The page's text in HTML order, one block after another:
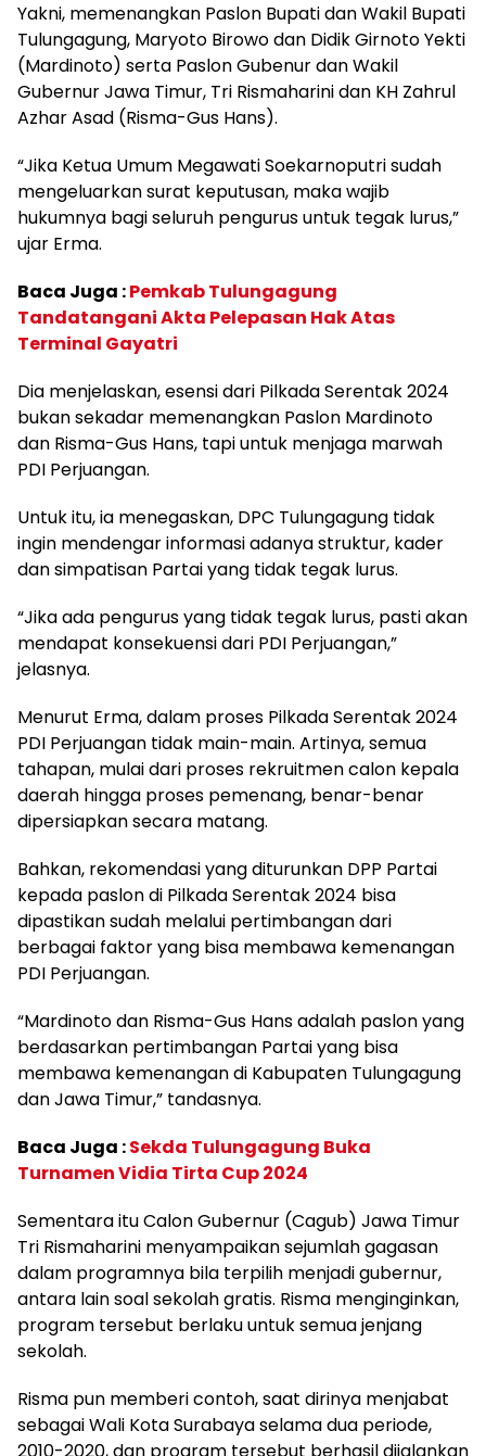
Yakni, memenangkan Paslon Bupati dan Wakil Bupati
Tulungagung, Maryoto Birowo dan Didik Girnoto Yekti
(Mardinoto) serta Paslon Gubenur dan Wakil
Gubernur Jawa Timur, Tri Rismaharini dan KH Zahrul
Azhar Asad (Risma-Gus Hans).
“Jika Ketua Umum Megawati Soekarnoputri sudah
mengeluarkan surat keputusan, maka wajib
hukumnya bagi seluruh pengurus untuk tegak lurus,”
ujar Erma.
Baca Juga :Pemkab Tulungagung
Tandatangani Akta Pelepasan Hak Atas
Terminal Gayatri
Dia menjelaskan, esensi dari Pilkada Serentak 2024
bukan sekadar memenangkan Paslon Mardinoto
dan Risma-Gus Hans, tapi untuk menjaga marwah
PDI Perjuangan.
Untuk itu, ia menegaskan, DPC Tulungagung tidak
ingin mendengar informasi adanya struktur, kader
dan simpatisan Partai yang tidak tegak lurus.
“Jika ada pengurus yang tidak tegak lurus, pasti akan
mendapat konsekuensi dari PDI Perjuangan,”
jelasnya.
Menurut Erma, dalam proses Pilkada Serentak 2024
PDI Perjuangan tidak main-main. Artinya, semua
tahapan, mulai dari proses rekruitmen calon kepala
daerah hingga proses pemenang, benar-benar
dipersiapkan secara matang.
Bahkan, rekomendasi yang diturunkan DPP Partai
kepada paslon di Pilkada Serentak 2024 bisa
dipastikan sudah melalui pertimbangan dari
berbagai faktor yang bisa membawa kemenangan
PDI Perjuangan.
“Mardinoto dan Risma-Gus Hans adalah paslon yang
berdasarkan pertimbangan Partai yang bisa
membawa kemenangan di Kabupaten Tulungagung
dan Jawa Timur,” tandasnya.
Baca Juga :Sekda Tulungagung Buka
Turnamen Vidia Tirta Cup 2024
Sementara itu Calon Gubernur (Cagub) Jawa Timur
Tri Rismaharini menyampaikan sejumlah gagasan
dalam programnya bila terpilih menjadi gubernur,
antara lain soal sekolah gratis. Risma menginginkan,
program tersebut berlaku untuk semua jenjang
sekolah.
Risma pun memberi contoh, saat dirinya menjabat
sebagai Wali Kota Surabaya selama dua periode,